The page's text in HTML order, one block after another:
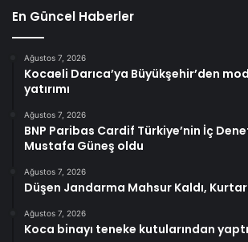
En Güncel Haberler
Ağustos 7, 2026
Kocaeli Darıca’ya Büyükşehir’den
yatırımı
Ağustos 7, 2026
BNP Paribas Cardif Türkiye’nin İç
Mustafa Güneş oldu
Ağustos 7, 2026
Düşen Jandarma Mahsur Kaldı,
Ağustos 7, 2026
Koca binayı teneke kutularından